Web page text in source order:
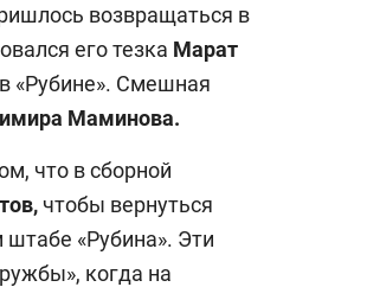
возвращаться в
его тезка Марат
«Рубине». Смешная
Маминова.
что в сборной
чтобы вернуться
штабе «Рубина». Эти
когда на